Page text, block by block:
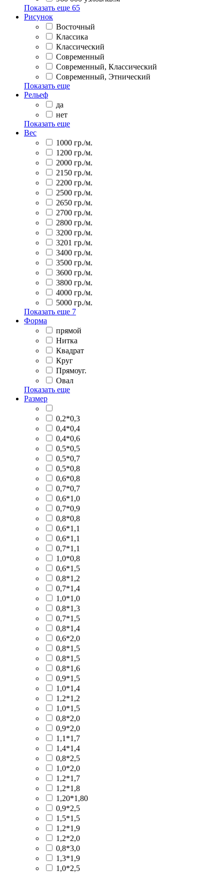
Показать еще 65
Рисунок
Восточный
Классика
Классический
Современный
Современный, Классический
Современный, Этнический
Показать еще
Рельеф
да
нет
Показать еще
Вес
1000 гр./м.
1200 гр./м.
2000 гр./м.
2150 гр./м.
2200 гр./м.
2500 гр./м.
2650 гр./м.
2700 гр./м.
2800 гр./м.
3200 гр./м.
3201 гр./м.
3400 гр./м.
3500 гр./м.
3600 гр./м.
3800 гр./м.
4000 гр./м.
5000 гр./м.
Показать еще 7
Форма
прямой
Нитка
Квадрат
Круг
Прямоуг.
Овал
Показать еще
Размер
0,2*0,3
0,4*0,4
0,4*0,6
0,5*0,5
0,5*0,7
0,5*0,8
0,6*0,8
0,7*0,7
0,6*1,0
0,7*0,9
0,8*0,8
0,6*1,1
0,6*1,1
0,7*1,1
1,0*0,8
0,6*1,5
0,8*1,2
0,7*1,4
1,0*1,0
0,8*1,3
0,7*1,5
0,8*1,4
0,6*2,0
0,8*1,5
0,8*1,5
0,8*1,6
0,9*1,5
1,0*1,4
1,2*1,2
1,0*1,5
0,8*2,0
0,9*2,0
1,1*1,7
1,4*1,4
0,8*2,5
1,0*2,0
1,2*1,7
1,2*1,8
1,20*1,80
0,9*2,5
1,5*1,5
1,2*1,9
1,2*2,0
0,8*3,0
1,3*1,9
1,0*2,5